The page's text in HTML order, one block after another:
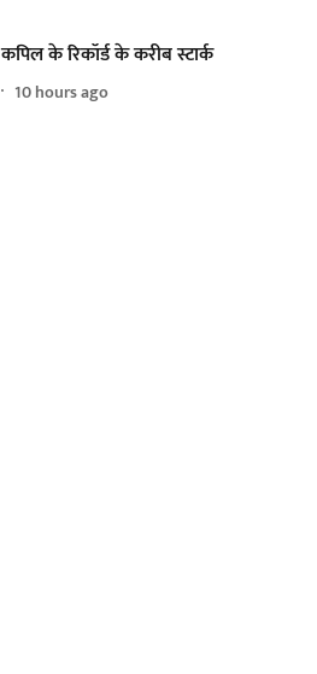
कपिल के रिकॉर्ड के करीब स्टार्क
10 hours ago